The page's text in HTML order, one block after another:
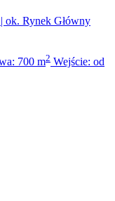
ok. Rynek Główny
700 m2 Wejście: od